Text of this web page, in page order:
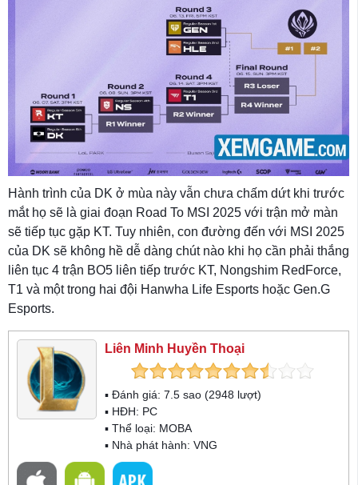
Hành trình của DK ở mùa này vẫn chưa chấm dứt khi trước
mắt họ sẽ là giai đoạn Road To MSI 2025 với trận mở màn
sẽ tiếp tục gặp KT. Tuy nhiên, con đường đến với MSI 2025
của DK sẽ không hề dễ dàng chút nào khi họ cần phải thắng
liên tục 4 trận BO5 liên tiếp trước KT, Nongshim RedForce,
T1 và một trong hai đội Hanwha Life Esports hoặc Gen.G
Esports.
Liên Minh Huyền Thoại
▪ Đánh giá: 7.5 sao (2948 lượt)
▪ HĐH: PC
▪ Thể loại: MOBA
▪ Nhà phát hành: VNG